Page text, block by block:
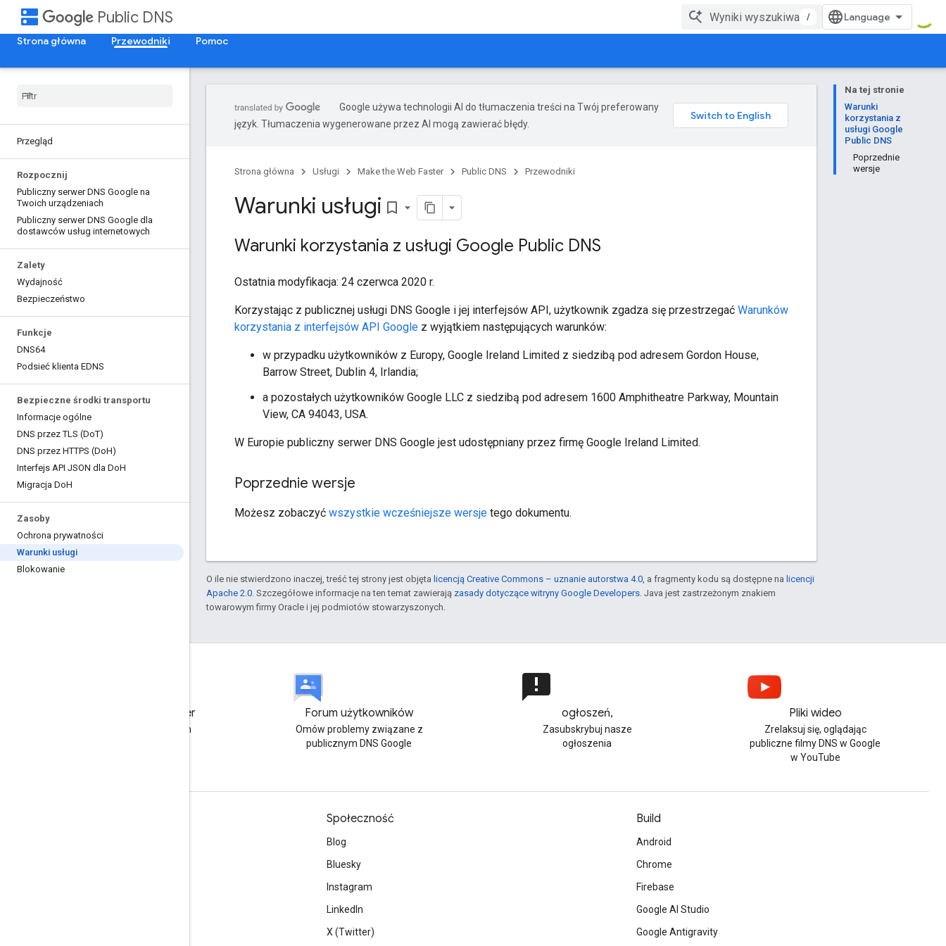
dns Public DNS
/
Strona główna
Przewodniki Pomoc
Przegląd
Rozpocznij
Publiczny serwer DNS Google na
Twoich urządzeniach
Publiczny serwer DNS Google dla
dostawców usług internetowych
Zalety
Wydajność
Bezpieczeństwo
Funkcje
DNS64
Podsieć klienta EDNS
Bezpieczne środki transportu
Informacje ogólne
DNS przez TLS (DoT)
DNS przez HTTPS (DoH)
Interfejs API JSON dla DoH
Migracja DoH
Zasoby
Ochrona prywatności
Warunki usługi
Blokowanie
Na tej stronie
Warunki
korzystania z
usługi Google
Public DNS
Poprzednie
wersje
Google używa technologii AI do tłumaczenia treści na Twój preferowany
język. Tłumaczenia wygenerowane przez AI mogą zawierać błędy.
Strona główna Usługi Make the Web Faster Public DNS Przewodniki
Warunki usługi bookmark_border
Warunki korzystania z usługi Google Public DNS
Ostatnia modyfikacja: 24 czerwca 2020 r.
Korzystając z publicznej usługi DNS Google i jej interfejsów API, użytkownik zgadza się przestrzegać Warunków
korzystania z interfejsów API Google z wyjątkiem następujących warunków:
w przypadku użytkowników z Europy, Google Ireland Limited z siedzibą pod adresem Gordon House,
Barrow Street, Dublin 4, Irlandia;
a pozostałych użytkowników Google LLC z siedzibą pod adresem 1600 Amphitheatre Parkway, Mountain
View, CA 94043, USA.
W Europie publiczny serwer DNS Google jest udostępniany przez firmę Google Ireland Limited.
Poprzednie wersje
Możesz zobaczyć wszystkie wcześniejsze wersje tego dokumentu.
O ile nie stwierdzono inaczej, treść tej strony jest objęta licencją Creative Commons – uznanie autorstwa 4.0 , a fragmenty kodu są dostępne na licencji
Apache 2.0 . Szczegółowe informacje na ten temat zawierają zasady dotyczące witryny Google Developers . Java jest zastrzeżonym znakiem
towarowym firmy Oracle i jej podmiotów stowarzyszonych.
[narzędzie] Issue Tracker
Coś jest nie tak? Wyślij nam
Forum użytkowników
Omów problemy związane z
publicznym DNS Google
announcement
ogłoszeń,
Zasubskrybuj nasze
ogłoszenia
Pliki wideo
Zrelaksuj się, oglądając
publiczne filmy DNS w Google
w YouTube
Społeczność
Blog
Bluesky
Instagram
LinkedIn
X (Twitter)
Build
Android
Chrome
Firebase
Google AI Studio
Google Antigravity